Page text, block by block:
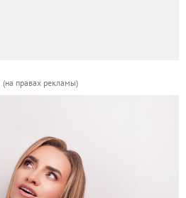
(на правах рекламы)